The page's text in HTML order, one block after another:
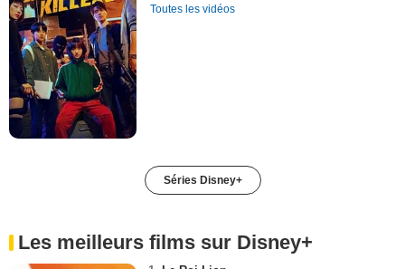
Toutes les vidéos
Séries Disney+
Les meilleurs films sur Disney+